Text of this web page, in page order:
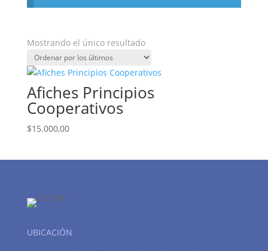
Mostrando el único resultado
Afiches Principios
Cooperativos
$15.000,00
UBICACIÓN